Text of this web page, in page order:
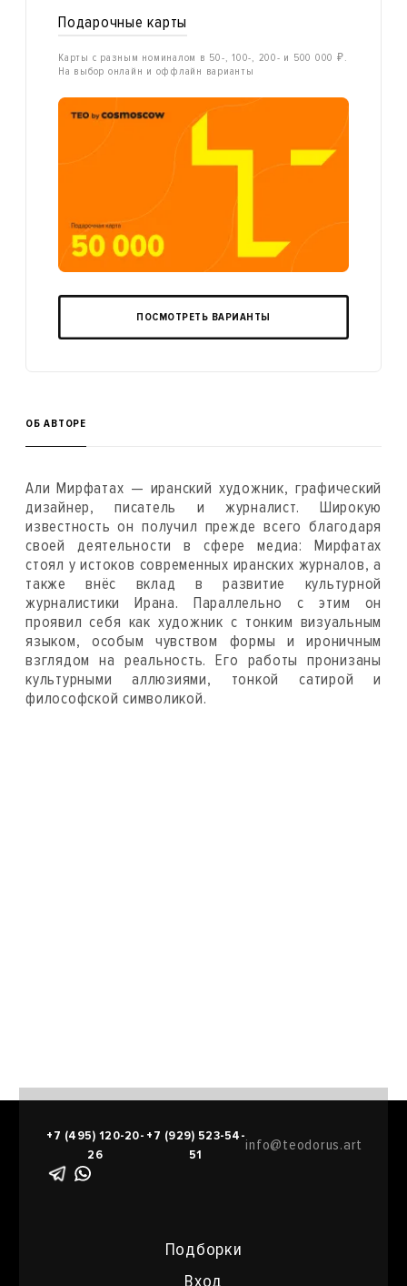
Подарочные карты
Карты с разным номиналом в 50-, 100-, 200- и 500 000 ₽.
На выбор онлайн и оффлайн варианты
ПОСМОТРЕТЬ ВАРИАНТЫ
ОБ АВТОРЕ
Али Мирфатах — иранский художник, графический
дизайнер, писатель и журналист. Широкую
известность он получил прежде всего благодаря
своей деятельности в сфере медиа: Мирфатах
стоял у истоков современных иранских журналов, а
также внёс вклад в развитие культурной
журналистики Ирана. Параллельно с этим он
проявил себя как художник с тонким визуальным
языком, особым чувством формы и ироничным
взглядом на реальность. Его работы пронизаны
культурными аллюзиями, тонкой сатирой и
философской символикой.
Подборки
Вход
+7 (495) 120-20-
26
+7 (929) 523-54-
51
info@teodorus.art